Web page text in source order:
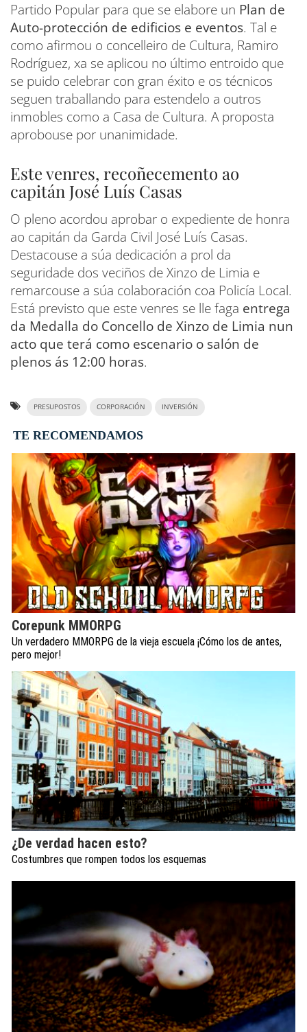
Partido Popular para que se elabore un Plan de
Auto-protección de edificios e eventos. Tal e
como afirmou o concelleiro de Cultura, Ramiro
Rodríguez, xa se aplicou no último entroido que
se puido celebrar con gran éxito e os técnicos
seguen traballando para estendelo a outros
inmobles como a Casa de Cultura. A proposta
aprobouse por unanimidade.
Este venres, recoñecemento ao
capitán José Luís Casas
O pleno acordou aprobar o expediente de honra
ao capitán da Garda Civil José Luís Casas.
Destacouse a súa dedicación a prol da
seguridade dos veciños de Xinzo de Limia e
remarcouse a súa colaboración coa Policía Local.
Está previsto que este venres se lle faga entrega
da Medalla do Concello de Xinzo de Limia nun
acto que terá como escenario o salón de
plenos ás 12:00 horas.
PRESUPOSTOS CORPORACIÓN INVERSIÓN
TE RECOMENDAMOS
Corepunk MMORPG
Un verdadero MMORPG de la vieja escuela ¡Cómo los de antes,
pero mejor!
¿De verdad hacen esto?
Costumbres que rompen todos los esquemas